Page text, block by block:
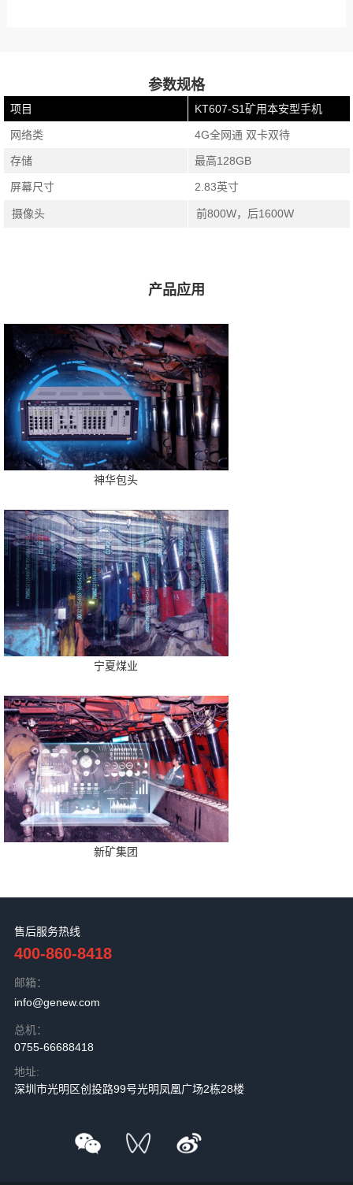
参数规格
项目 KT607-S1矿用本安型手机
网络类 4G全网通 双卡双待
存储 最高128GB
屏幕尺寸 2.83英寸
摄像头 前800W，后1600W
产品应用
神华包头
宁夏煤业
新矿集团
售后服务热线
400-860-8418
邮箱：
info@genew.com
总机：
0755-66688418
地址:
深圳市光明区创投路99号光明凤凰广场2栋28楼